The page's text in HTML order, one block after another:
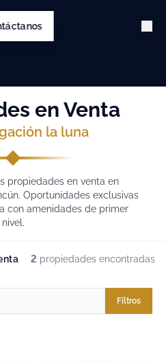
en Venta
la luna
propiedades en venta en
Oportunidades exclusivas
con amenidades de primer
nivel.
2 propiedades encontradas
Filtros